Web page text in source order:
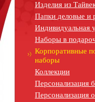
Изделия из
Папки деловые и
Индивидуальная
Наборы в
Корпоративные
наборы
Коллекции
Персонализация
Персонализация